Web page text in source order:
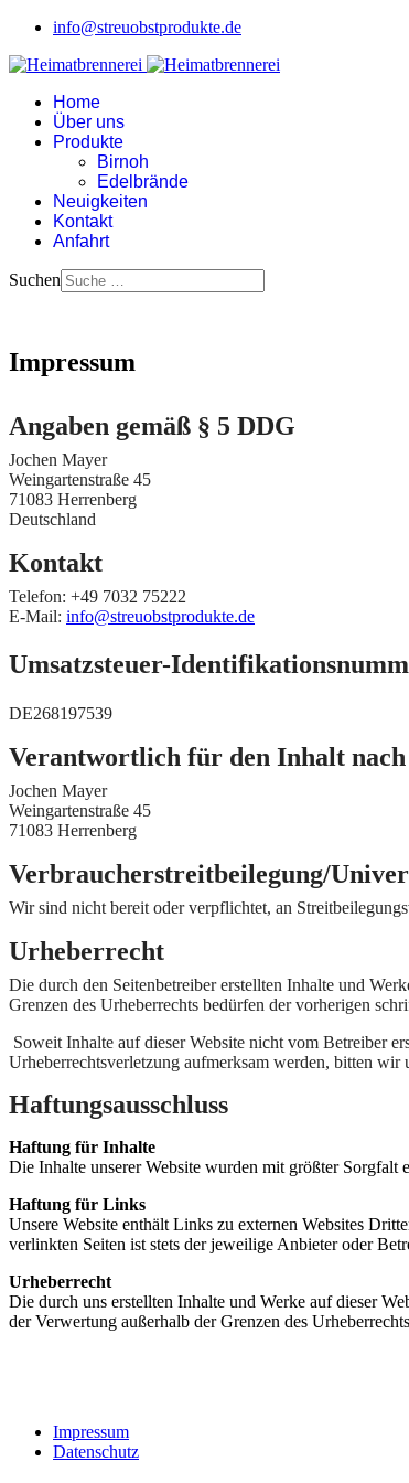
info@streuobstprodukte.de
Home
Über uns
Produkte
Birnoh
Edelbrände
Neuigkeiten
Kontakt
Anfahrt
Suchen
Impressum
Angaben gemäß § 5 DDG
Jochen Mayer
Weingartenstraße 45
71083 Herrenberg
Deutschland
Kontakt
Telefon: +49 7032 75222
E-Mail: info@streuobstprodukte.de
Umsatzsteuer-
DE268197539
Verantwortlich für den Inhalt nach
Jochen Mayer
Weingartenstraße 45
71083 Herrenberg
Verbraucher­streit­beilegung/
Wir sind nicht bereit oder verpflichtet, an
Urheberrecht
Die durch den Seitenbetreiber erstellten Inhalte und
Grenzen des Urheberrechts bedürfen der vorherigen
Soweit Inhalte auf dieser Website nicht vom Betreiber
Urheberrechtsverletzung aufmerksam werden, bitten
Haftungsausschluss
Haftung für Inhalte
Die Inhalte unserer Website wurden mit größter
Haftung für Links
Unsere Website enthält Links zu externen Websites
verlinkten Seiten ist stets der jeweilige Anbieter oder
Urheberrecht
Die durch uns erstellten Inhalte und Werke auf dieser
der Verwertung außerhalb der Grenzen des
Impressum
Datenschutz